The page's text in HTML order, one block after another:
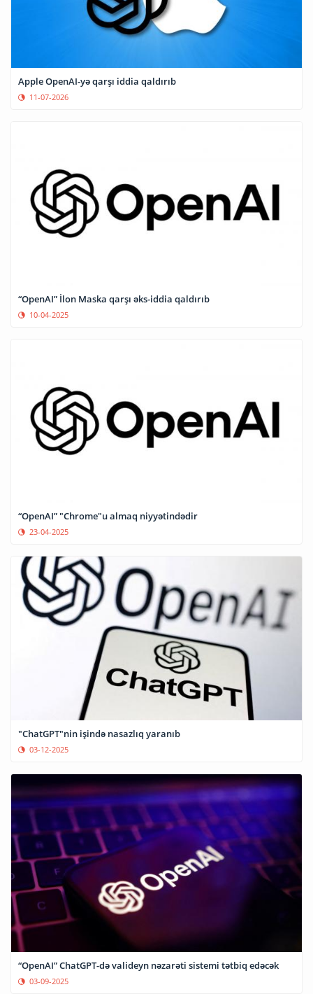
Apple OpenAI-yə qarşı iddia qaldırıb
11-07-2026
“OpenAI” İlon Maska qarşı əks-iddia qaldırıb
10-04-2025
“OpenAI” "Chrome"u almaq niyyətindədir
23-04-2025
"ChatGPT"nin işində nasazlıq yaranıb
03-12-2025
“OpenAI” ChatGPT-də valideyn nəzarəti sistemi tətbiq edəcək
03-09-2025